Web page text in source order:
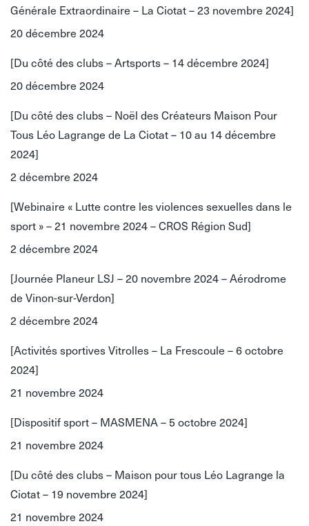
Générale Extraordinaire – La Ciotat – 23 novembre 2024]
20 décembre 2024
[Du côté des clubs – Artsports – 14 décembre 2024]
20 décembre 2024
[Du côté des clubs – Noël des Créateurs Maison Pour
Tous Léo Lagrange de La Ciotat – 10 au 14 décembre
2024]
2 décembre 2024
[Webinaire « Lutte contre les violences sexuelles dans le
sport » – 21 novembre 2024 – CROS Région Sud]
2 décembre 2024
[Journée Planeur LSJ – 20 novembre 2024 – Aérodrome
de Vinon-sur-Verdon]
2 décembre 2024
[Activités sportives Vitrolles – La Frescoule – 6 octobre
2024]
21 novembre 2024
[Dispositif sport – MASMENA – 5 octobre 2024]
21 novembre 2024
[Du côté des clubs – Maison pour tous Léo Lagrange la
Ciotat – 19 novembre 2024]
21 novembre 2024